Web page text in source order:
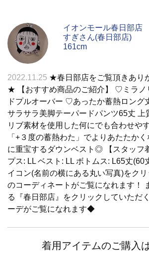
イオンモール春日部店
すぎさん(春日部店)
161cm
2022.11.25 ★春日部店をご覧頂きあり
★ 【おすすめ商品のご紹介】 ♡ミラノ
ドプルオーバー ♡あったか蓄熱ロング
サラサラ美脚テーパードパンツ65丈 上
リブ素材を使用した何にでも合わせや
「+３度の蓄熱わた」でよりあたたか
に重宝するダウンベスト◎ 【スタッフ
プス: LL ベスト: LL ボトムス: L65丈
イコン(名前の横にある丸い写真)をク
のコーディネートがご覧になれます！
る『春日部店』をクリックしていただ
ーデがご覧になれます◆
着用アイテムのご購入